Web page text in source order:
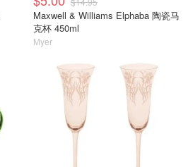
Maxwell & Williams Elphaba 陶瓷马
克杯 450ml
Myer